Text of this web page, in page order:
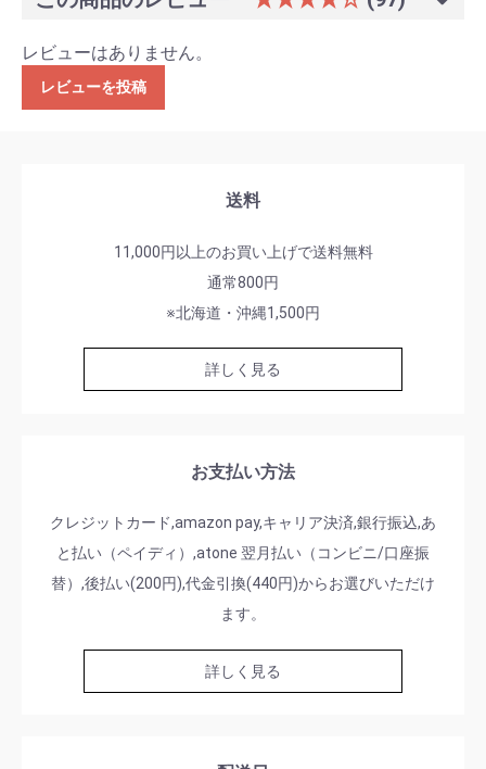
レビューはありません。
レビューを投稿
送料
11,000円以上のお買い上げで送料無料
通常800円
※北海道・沖縄1,500円
詳しく見る
お支払い方法
クレジットカード,amazon pay,キャリア決済,銀行振込,あ
と払い（ペイディ）,atone 翌月払い（コンビニ/口座振
替）,後払い(200円),代金引換(440円)からお選びいただけ
ます。
詳しく見る